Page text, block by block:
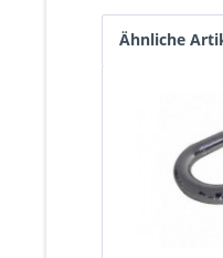
Ähnliche